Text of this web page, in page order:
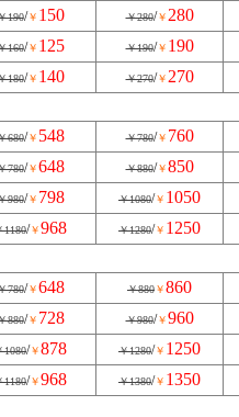
190/￥ 150 ￥280/￥ 280
160/￥ 125 ￥190/￥ 190
180/￥ 140 ￥270/￥ 270
680/￥ 548 ￥780/￥ 760
780/￥648 ￥880/￥850
980/￥ 798 ￥1080/￥ 1050
1180/￥968 ￥1280/￥ 1250
780/￥648 ￥880￥860
880/￥ 728 ￥980/￥960
1080/￥878 ￥1280/￥ 1250
1180/￥968 ￥1380/￥ 1350